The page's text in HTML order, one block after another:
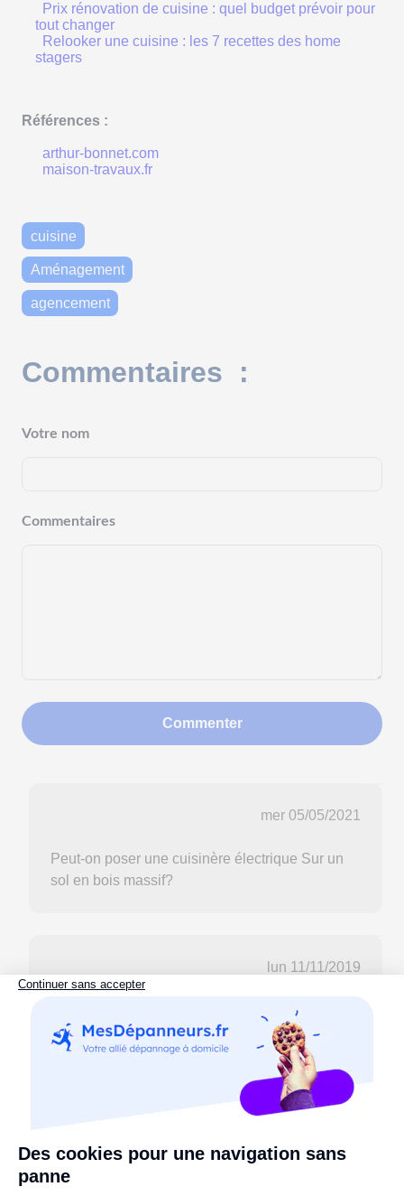
Prix rénovation de cuisine : quel budget prévoir pour
tout changer
Relooker une cuisine : les 7 recettes des home
stagers
Références :
arthur-bonnet.com
maison-travaux.fr
cuisine
Aménagement
agencement
Commentaires :
Votre nom
Commentaires
Commenter
mer 05/05/2021
Peut-on poser une cuisinère électrique Sur un
sol en bois massif?
lun 11/11/2019
Bonjour, j'aurais voulu savoir quelle est la norme
en Espagne pour installer une prise de courant
au dessus du plan de travail dans une cuisine,
hauteur, nombre, distance entre prise et plaque
de cuisson et évier, etc... ? Merci pour votre